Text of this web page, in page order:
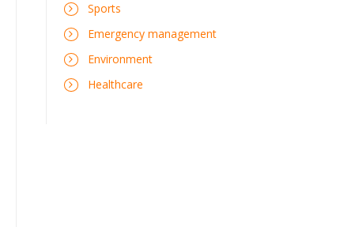
Sports
Emergency management
Environment
Healthcare